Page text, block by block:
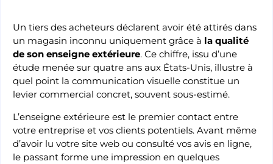
Un tiers des acheteurs déclarent avoir été attirés dans
un magasin inconnu uniquement grâce à la qualité
de son enseigne extérieure. Ce chiffre, issu d’une
étude menée sur quatre ans aux États-Unis, illustre à
quel point la communication visuelle constitue un
levier commercial concret, souvent sous-estimé.
L’enseigne extérieure est le premier contact entre
votre entreprise et vos clients potentiels. Avant même
d’avoir lu votre site web ou consulté vos avis en ligne,
le passant forme une impression en quelques